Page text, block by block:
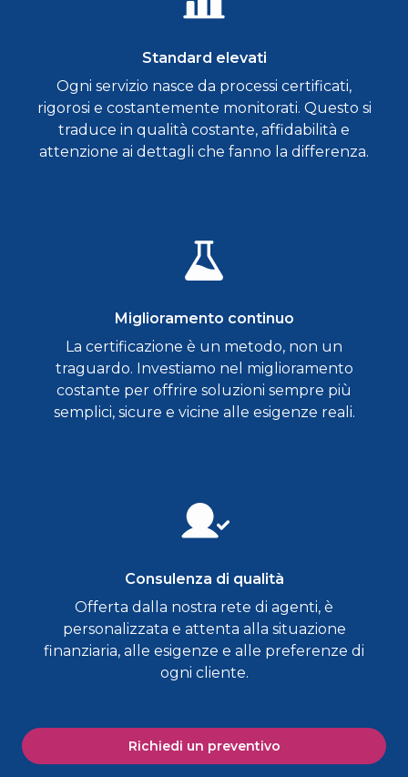
Standard elevati
Ogni servizio nasce da processi certificati,
rigorosi e costantemente monitorati. Questo si
traduce in qualità costante, affidabilità e
attenzione ai dettagli che fanno la differenza.
Miglioramento continuo
La certificazione è un metodo, non un
traguardo. Investiamo nel miglioramento
costante per offrire soluzioni sempre più
semplici, sicure e vicine alle esigenze reali.
Consulenza di qualità
Offerta dalla nostra rete di agenti, è
personalizzata e attenta alla situazione
finanziaria, alle esigenze e alle preferenze di
ogni cliente.
Richiedi un preventivo